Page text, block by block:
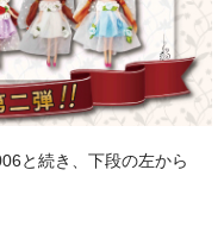
と続き、下段の左から